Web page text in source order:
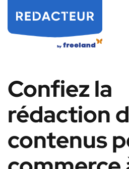
Confiez la
rédaction
contenus